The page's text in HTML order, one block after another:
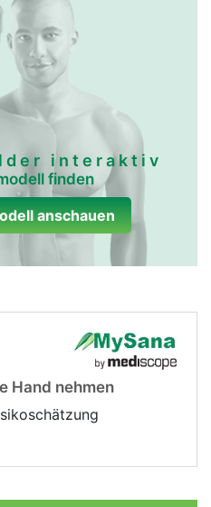
interaktiv
finden
anschauen
Hand nehmen